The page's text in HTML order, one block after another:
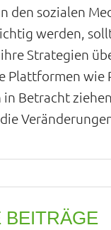
den sozialen
werden,
Strategien
Plattformen wie
Betracht
BEITRÄGE